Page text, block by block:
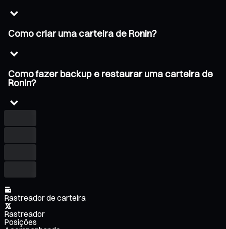
Como criar uma carteira de Ronin?
Como fazer backup e restaurar uma carteira de
Ronin?
Rastreador de carteira
Rastreador
Posições